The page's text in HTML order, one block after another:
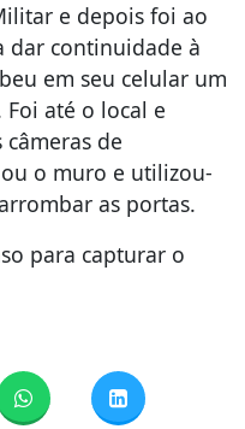
e depois foi ao
dar continuidade à
em seu celular um
até o local e
de
o muro e utilizou-
as portas.
para capturar o